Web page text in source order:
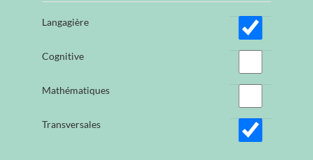
Langagière
Cognitive
Mathématiques
Transversales